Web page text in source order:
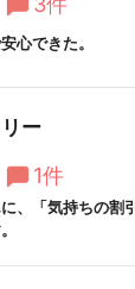
心できた。
ー
1件
、「気持ちの割